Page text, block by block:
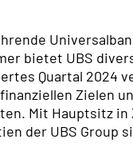
bietet UBS
Quartal 2024
Zielen
Mit Hauptsitz in
der UBS Group